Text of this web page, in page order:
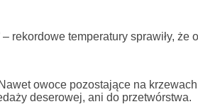
rekordowe temperatury sprawiły,
owoce pozostające na krzewach
deserowej, ani do przetwórstwa.